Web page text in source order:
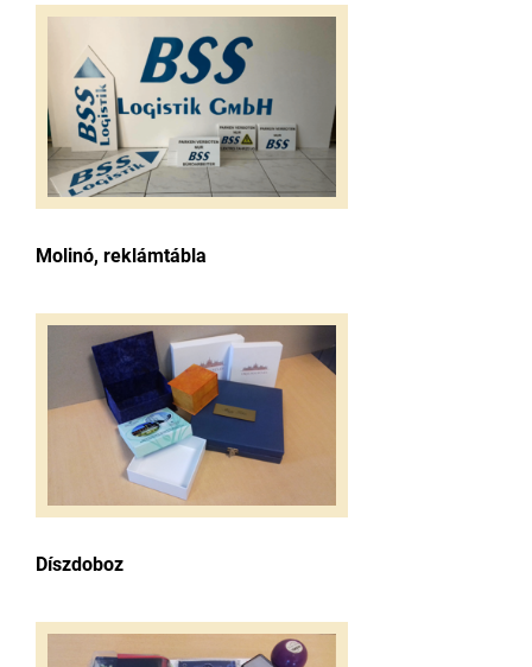
Molinó, reklámtábla
Díszdoboz